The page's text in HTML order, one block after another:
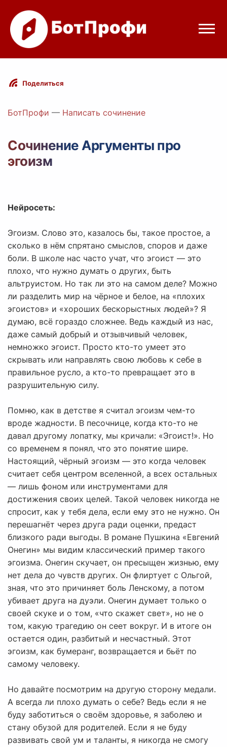
Режимы бота
Цены
Вход с Telegram
Поделиться
БотПрофи — Написать сочинение
Сочинение Аргументы про
эгоизм
Нейросеть:
Эгоизм. Слово это, казалось бы, такое простое, а
сколько в нём спрятано смыслов, споров и даже
боли. В школе нас часто учат, что эгоист — это
плохо, что нужно думать о других, быть
альтруистом. Но так ли это на самом деле? Можно
ли разделить мир на чёрное и белое, на «плохих
эгоистов» и «хороших бескорыстных людей»? Я
думаю, всё гораздо сложнее. Ведь каждый из нас,
даже самый добрый и отзывчивый человек,
немножко эгоист. Просто кто-то умеет это
скрывать или направлять свою любовь к себе в
правильное русло, а кто-то превращает это в
разрушительную силу.
Помню, как в детстве я считал эгоизм чем-то
вроде жадности. В песочнице, когда кто-то не
давал другому лопатку, мы кричали: «Эгоист!». Но
со временем я понял, что это понятие шире.
Настоящий, чёрный эгоизм — это когда человек
считает себя центром вселенной, а всех остальных
— лишь фоном или инструментами для
достижения своих целей. Такой человек никогда не
спросит, как у тебя дела, если ему это не нужно. Он
перешагнёт через друга ради оценки, предаст
близкого ради выгоды. В романе Пушкина «Евгений
Онегин» мы видим классический пример такого
эгоизма. Онегин скучает, он пресыщен жизнью, ему
нет дела до чувств других. Он флиртует с Ольгой,
зная, что это причиняет боль Ленскому, а потом
убивает друга на дуэли. Онегин думает только о
своей скуке и о том, «что скажет свет», но не о
том, какую трагедию он сеет вокруг. И в итоге он
остается один, разбитый и несчастный. Этот
эгоизм, как бумеранг, возвращается и бьёт по
самому человеку.
Но давайте посмотрим на другую сторону медали.
А всегда ли плохо думать о себе? Ведь если я не
буду заботиться о своём здоровье, я заболею и
стану обузой для родителей. Если я не буду
развивать свой ум и таланты, я никогда не смогу